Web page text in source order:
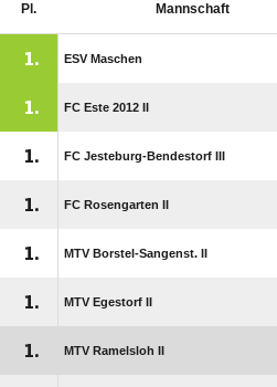
Pl. Mannschaft
1. ESV Maschen
1. FC Este 2012 II
1. FC Jesteburg-Bendestorf III
1. FC Rosengarten II
1. MTV Borstel-Sangenst. II
1. MTV Egestorf II
1. MTV Ramelsloh II